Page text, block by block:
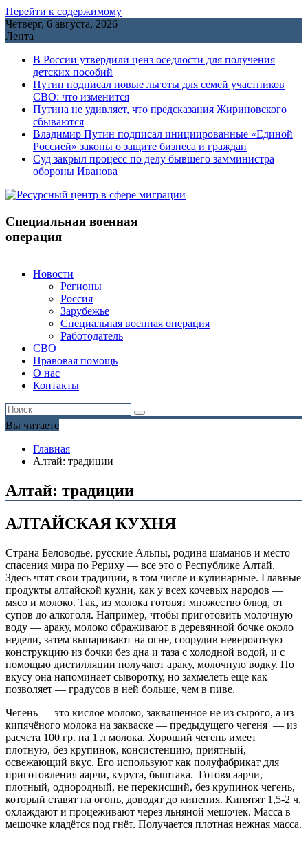
Перейти к содержимому
Четверг, 6 августа, 2026
Лента
В России утвердили ценз оседлости для получения
детских пособий
Путин подписал новые льготы для семей участников
СВО: что изменится
Путина не удивляет, что предсказания Жириновского
сбываются
Владимир Путин подписал инициированные «Единой
Россией» законы о защите бизнеса и граждан
Cуд закрыл процесс по делу бывшего замминистра
обороны Иванова
Специальная военная
операция
Новости
Регионы
Россия
Зарубежье
Специальная военная операция
Работодатель
СВО
Правовая помощь
О нас
Контакты
Вы читаете
Главная
Алтай: традиции
Алтай: традиции
АЛТАЙСКАЯ КУХНЯ
Страна Беловодье, русские Альпы, родина шаманов и место
спасения мира по Рериху — все это о Республике Алтай.
Здесь чтят свои традиции, в том числе и кулинарные. Главные
продукты алтайской кухни, как у всех кочевых народов —
мясо и молоко. Так, из молока готовят множество блюд, от
супов до алкоголя. Например, чтобы приготовить молочную
воду — араку, молоко сбраживают в деревянной бочке около
недели, затем выпаривают на огне, соорудив невероятную
конструкцию из бочки без дна и таза с холодной водой, и с
помощью дистилляции получают араку, молочную водку. По
вкусу она напоминает сыворотку, но захмелеть еще как
позволяет — градусов в ней больше, чем в пиве.
Чегень — это кислое молоко, заквашенное не из сырого, а из
кипячёного молока на закваске — предыдущего чегеня — из
расчета 100 гр. на 1 л молока. Хороший чегень имеет
плотную, без крупинок, консистенцию, приятный,
освежающий вкус. Его используют как полуфабрикат для
приготовления аарчи, курута, быштака. Готовя аарчи,
плотный, однородный, не перекисший, без крупинок чегень,
который ставят на огонь, доводят до кипения. Кипятят 1,5-2 ч,
охлаждают и процеживают через льняной мешочек. Масса в
мешочке кладётся под гнёт. Получается плотная нежная масса.